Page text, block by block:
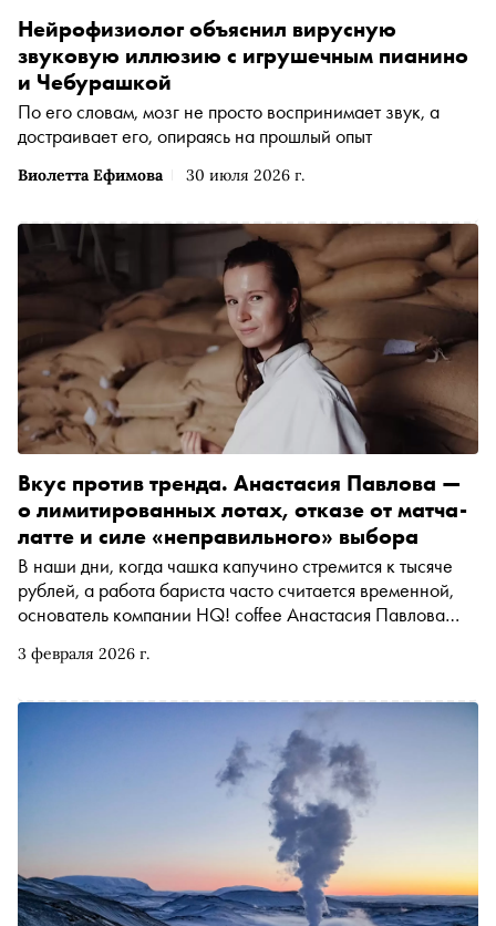
Виолетта Ефимова 30 июля 2026 г.
Нейрофизиолог объяснил вирусную
звуковую иллюзию с игрушечным пианино
и Чебурашкой
По его словам, мозг не просто воспринимает звук, а
достраивает его, опираясь на прошлый опыт
3 февраля 2026 г.
Вкус против тренда. Анастасия Павлова —
о лимитированных лотах, отказе от матча-
латте и силе «неправильного» выбора
В наши дни, когда чашка капучино стремится к тысяче
рублей, а работа бариста часто считается временной,
основатель компании HQ! coffee Анастасия Павлова
верит в профессию и отказывается от сиропов и матча-
бренда Павлова рассказала «Снобу», как гнуть свою
линию, когда все вокруг играют в тренды